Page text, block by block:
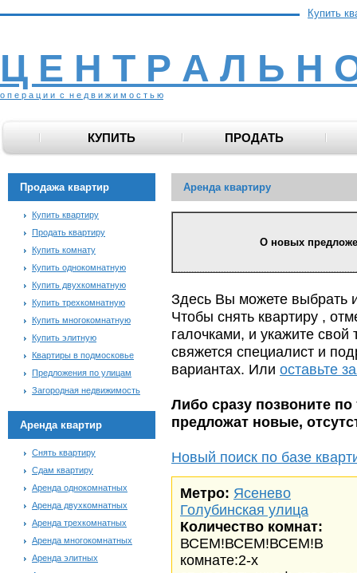
Купить
Ц Е Н Т Р А Л Ь Н
о п е р а ц и и с н е д в и ж и м о с т ь ю
КУПИТЬ ПРОДАТЬ
Продажа квартир
Купить квартиру
Продать квартиру
Купить комнату
Купить однокомнатную
Купить двухкомнатную
Купить трехкомнатную
Купить многокомнатную
Купить элитную
Квартиры в подмосковье
Предложения по улицам
Загородная недвижимость
Аренда квартир
Снять квартиру
Сдам квартиру
Аренда однокомнатных
Аренда двухкомнатных
Аренда трехкомнатных
Аренда многокомнатных
Аренда элитных
Аренда квартиру
О новых
Здесь Вы можете выбрать
Чтобы снять квартиру ,
галочками, и укажите
свяжется специалист и
вариантах. Или оставьте
Либо сразу позвоните
предложат новые,
Новый поиск по базе
Метро: Ясенево
Голубинская улица
Количество комнат:
ВСЕМ!ВСЕМ!ВСЕМ!В
комнате:2-х